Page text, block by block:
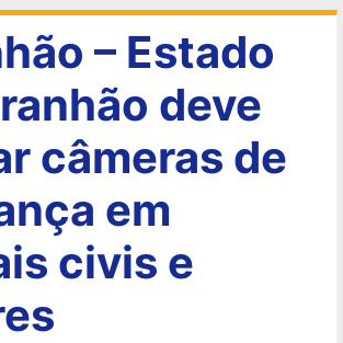
– Estado
deve
câmeras de
em
civis e